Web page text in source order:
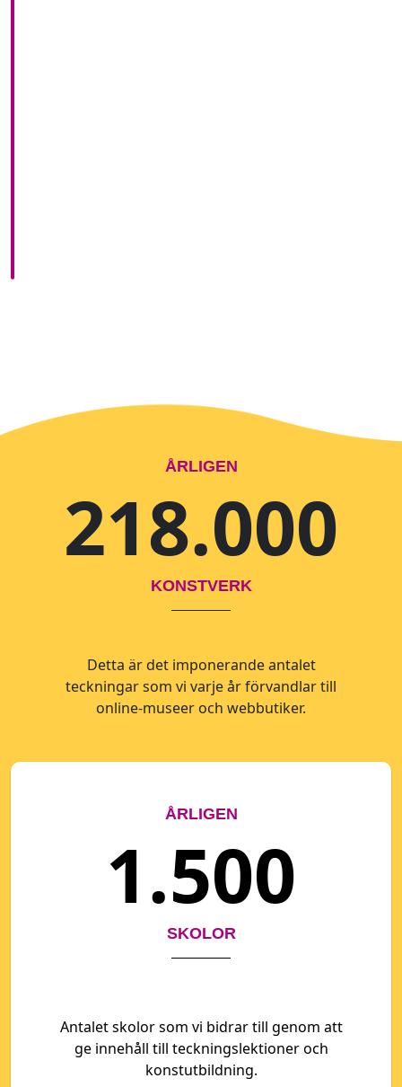
ÅRLIGEN
218.000
KONSTVERK
Detta är det imponerande antalet
teckningar som vi varje år förvandlar till
online-museer och webbutiker.
ÅRLIGEN
1.500
SKOLOR
Antalet skolor som vi bidrar till genom att
ge innehåll till teckningslektioner och
konstutbildning.